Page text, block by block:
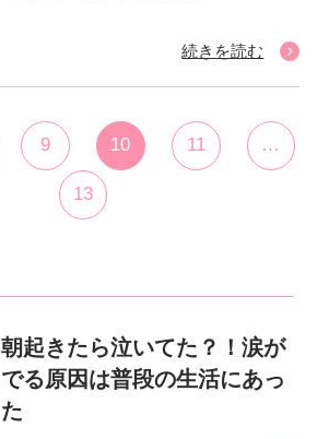
続きを読む
9 10 11 …
13
朝起きたら泣いてた？！涙が
でる原因は普段の生活にあっ
た